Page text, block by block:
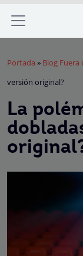
Portada » Blog Fuera
versión original?
La